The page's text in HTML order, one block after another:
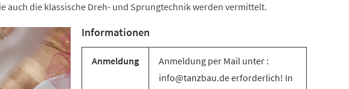
auch die klassische Dreh- und Sprungtechnik werden vermittelt.
Informationen
Anmeldung
Anmeldung per Mail unter :
info@tanzbau.de erforderlich! In